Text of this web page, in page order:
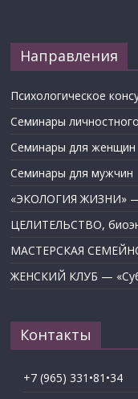
Направления
Психологическое
Семинары
Семинары для женщин
Семинары для мужчин
«ЭКОЛОГИЯ ЖИЗНИ» —
ЦЕЛИТЕЛЬСТВО,
МАСТЕРСКАЯ
ЖЕНСКИЙ КЛУБ —
Контакты
+7 (965) 331•81•34